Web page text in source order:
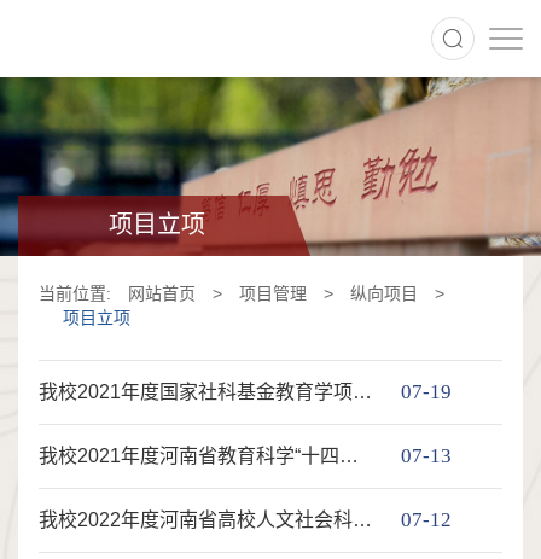
项目立项
当前位置: 网站首页 > 项目管理 > 纵向项目
>
项目立项
我校2021年度国家社科基金教育学项目立项一览表 07-19
我校2021年度河南省教育科学“十四五”规划一般课题立项一览表 07-13
我校2022年度河南省高校人文社会科学研究一般项目立项一览表 07-12